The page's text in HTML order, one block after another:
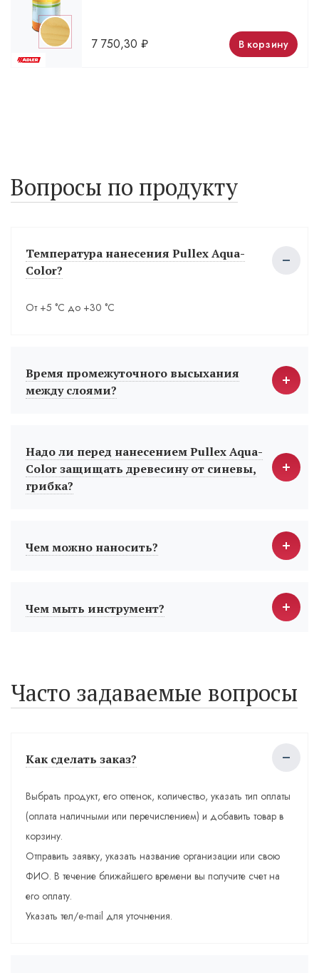
7 750,30 ₽ В корзину
Вопросы по продукту
Температура нанесения Pullex Aqua-
Color?
От +5 °С до +30 °С
Время промежуточного высыхания
между слоями?
Надо ли перед нанесением Pullex Aqua-
Color защищать древесину от синевы,
грибка?
Чем можно наносить?
Чем мыть инструмент?
Часто задаваемые вопросы
Как сделать заказ?
Выбрать продукт, его оттенок, количество, указать тип оплаты
(оплата наличными или перечислением) и добавить товар в
корзину.
Отправить заявку, указать название организации или свою
ФИО. В течение ближайшего времени вы получите счет на
его оплату.
Указать тел/e-mail для уточнения.